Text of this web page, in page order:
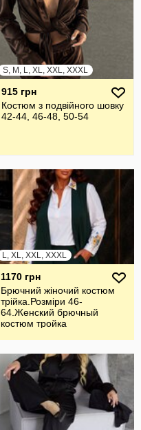
S, M, L, XL, XXL, XXXL
915 грн
Костюм з подвійного шовку
42-44, 46-48, 50-54
L, XL, XXL, XXXL
1170 грн
Брючний жiночий костюм
трiйка.Розмiри 46-
64.Женский брючный
костюм тройка